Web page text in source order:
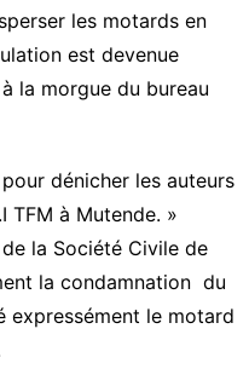
les motards en
est devenue
la morgue du bureau
dénicher les auteurs
TFM à Mutende. »
la Société Civile de
la condamnation du
expressément le motard